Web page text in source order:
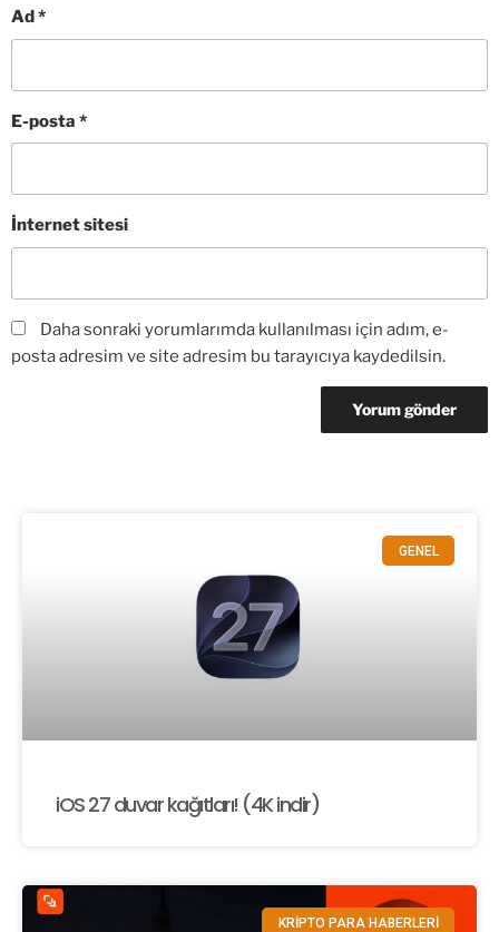
Ad *
E-posta *
İnternet sitesi
Daha sonraki yorumlarımda kullanılması için adım, e-
posta adresim ve site adresim bu tarayıcıya kaydedilsin.
GENEL
iOS 27 duvar kağıtları! (4K indir)
KRİPTO PARA HABERLERİ